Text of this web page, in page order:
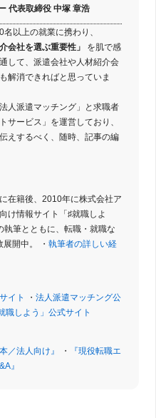
代表取締役 中塚 章浩
以上の就業に携わり、
会社を選ぶ重要性」
を肌で感
して、派遣会社や人材紹介会
解消できればと思っていま
人派遣マッチング」と求職者
サービス」を運営しており、
えするべく、随時、記事の編
在籍後、2010年に株式会社ア
け情報サイト「♯就職しよ
執筆とともに、転職・就職な
開中。 ・ 執筆者の詳しい経
イト ・ 法人派遣マッチング公
職しよう」公式サイト
／法人向け』 ・
『現役転職エ
』